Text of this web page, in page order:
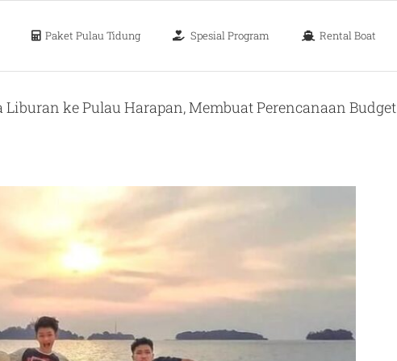
Paket Pulau Tidung Spesial Program Rental Boat
Liburan ke Pulau Harapan, Membuat Perencanaan Budget